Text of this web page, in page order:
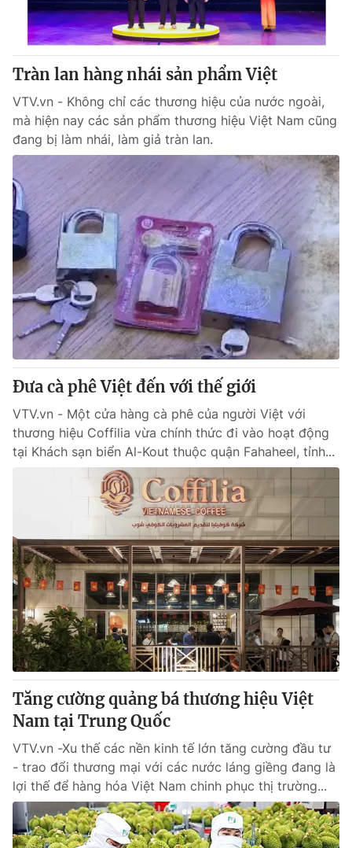
Tràn lan hàng nhái sản phẩm Việt
VTV.vn - Không chỉ các thương hiệu của nước ngoài,
mà hiện nay các sản phẩm thương hiệu Việt Nam cũng
đang bị làm nhái, làm giả tràn lan.
Đưa cà phê Việt đến với thế giới
VTV.vn - Một cửa hàng cà phê của người Việt với
thương hiệu Coffilia vừa chính thức đi vào hoạt động
tại Khách sạn biển Al-Kout thuộc quận Fahaheel, tỉnh...
Tăng cường quảng bá thương hiệu Việt
Nam tại Trung Quốc
VTV.vn -Xu thế các nền kinh tế lớn tăng cường đầu tư
- trao đổi thương mại với các nước láng giềng đang là
lợi thế để hàng hóa Việt Nam chinh phục thị trường...